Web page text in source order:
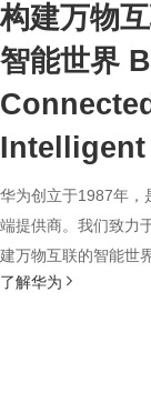
构建万物
智能世界
Intelligent
华为创立于1987年，
端提供商。我们致力
建万物互联的智能世界
了解华为